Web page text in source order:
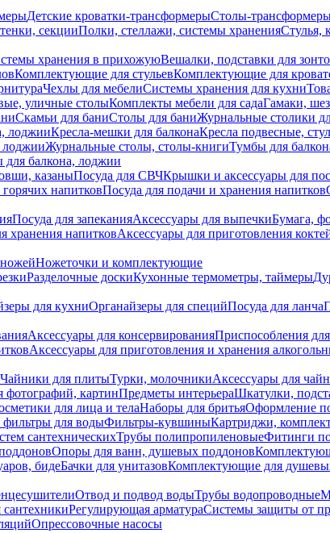
Детские кроватки-трансформерыСтолы-
секцииПолки, стеллажи, системы храненияСтулья,
хранения в прихожуюВешалки, подставки для
Комплектующие для стульевКомплектующие для
Чехлы для мебелиСистемы хранения для кухни
уличные столыКомплекты мебели для садаГамаки,
Скамьи для баниСтолы для баниЖурнальные столики
лоджииКресла-мешки для балконаКресла подвесные,
лоджииЖурнальные столы, столы-книгиТумбы для
балкона, лоджии
казаныПосуда для СВЧКрышки и аксессуары для
напитковПосуда для подачи и хранения напитков
Посуда для запеканияАксессуары для выпечкиБумага,
хранения напитковАксессуары для приготовления
Ножеточки и комплектующие
Разделочные доскиКухонные термометры, таймеры
для кухниОрганайзеры для специйПосуда для ланча
Аксессуары для консервированияПриспособления
Аксессуары для приготовления и хранения
Чайники для плитыТурки, молочникиАксессуары для
фотографий, картинПредметы интерьераШкатулки,
для лица и телаНаборы для бритьяОформление
для водыФильтры-кувшиныКартриджи,
сантехническихТрубы полипропиленовыеФитинги
Опоры для ванн, душевых поддонов
бидеБачки для унитазовКомплектующие для
Отвод и подвод водыТрубы водопроводные
Регулирующая арматураСистемы защиты от
Опрессовочные насосы